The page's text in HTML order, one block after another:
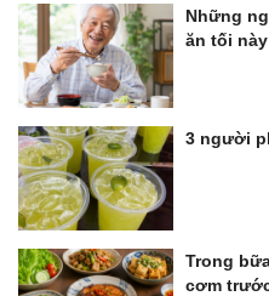
Những
ăn tối này
3 người
Trong
cơm